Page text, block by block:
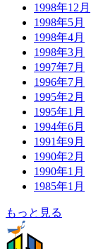
1998年12月
1998年5月
1998年4月
1998年3月
1997年7月
1996年7月
1995年2月
1995年1月
1994年6月
1991年9月
1990年2月
1990年1月
1985年1月
もっと見る